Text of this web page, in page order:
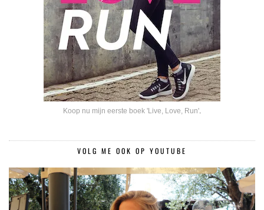
Koop nu mijn eerste boek 'Live, Love, Run'.
VOLG ME OOK OP YOUTUBE